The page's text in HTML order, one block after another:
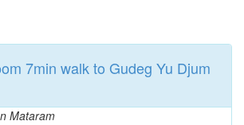
7min walk to Gudeg Yu Djum
Mataram